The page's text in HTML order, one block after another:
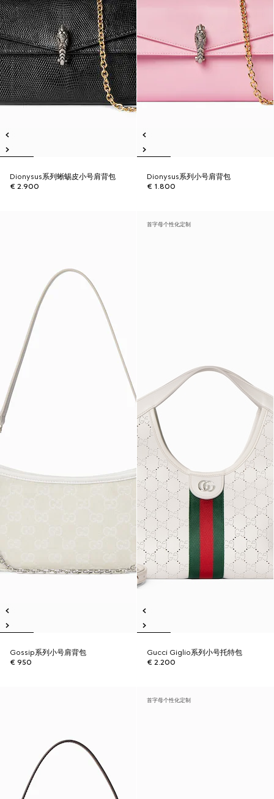
Dionysus系列蜥蜴皮小号肩背包
€ 2.900
Dionysus系列小号肩背包
€ 1.800
Gossip系列小号肩背包
€ 950
首字母个性化定制
Gucci Giglio系列小号托特包
€ 2.200
首字母个性化定制